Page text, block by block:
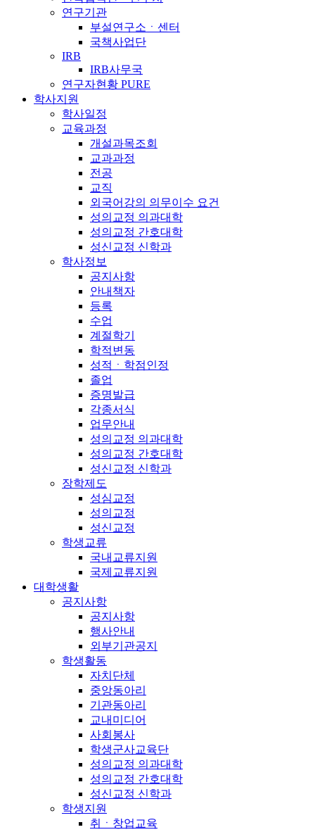
연구기관
부설연구소ㆍ센터
국책사업단
IRB
IRB사무국
연구자현황 PURE
학사지원
학사일정
교육과정
개설과목조회
교과과정
전공
교직
외국어강의 의무이수 요건
성의교정 의과대학
성의교정 간호대학
성신교정 신학과
학사정보
공지사항
안내책자
등록
수업
계절학기
학적변동
성적ㆍ학점인정
졸업
증명발급
각종서식
업무안내
성의교정 의과대학
성의교정 간호대학
성신교정 신학과
장학제도
성심교정
성의교정
성신교정
학생교류
국내교류지원
국제교류지원
대학생활
공지사항
공지사항
행사안내
외부기관공지
학생활동
자치단체
중앙동아리
기관동아리
교내미디어
사회봉사
학생군사교육단
성의교정 의과대학
성의교정 간호대학
성신교정 신학과
학생지원
취ㆍ창업교육